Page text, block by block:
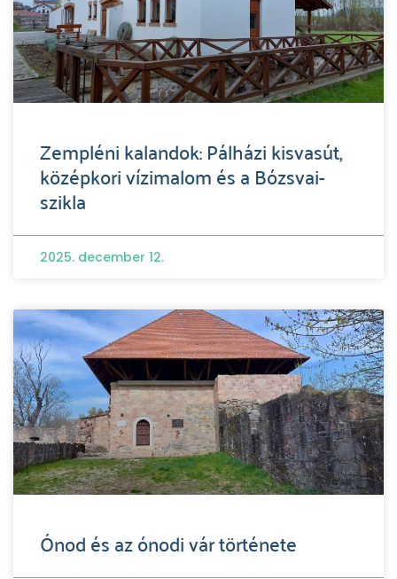
Zempléni kalandok: Pálházi kisvasút,
középkori vízimalom és a Bózsvai-
szikla
2025. december 12.
Ónod és az ónodi vár története